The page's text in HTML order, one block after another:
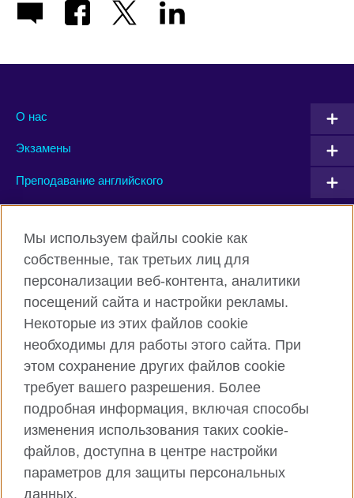
О нас
Экзамены
Преподавание английского
Facebook Twitter
Instagram YouTube
British Council глобально
Privacy and terms of use
Cookies
Карта сайта
Мы используем файлы cookie как
собственные, так третьих лиц для
персонализации веб-контента, аналитики
посещений сайта и настройки рекламы.
Некоторые из этих файлов cookie
необходимы для работы этого сайта. При
этом сохранение других файлов cookie
требует вашего разрешения. Более
подробная информация, включая способы
изменения использования таких cookie-
файлов, доступна в центре настройки
параметров для защиты персональных
данных.